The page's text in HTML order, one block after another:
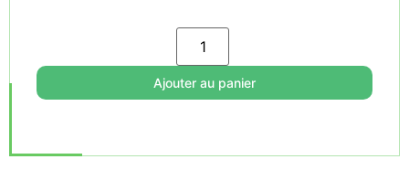
Ajouter au panier